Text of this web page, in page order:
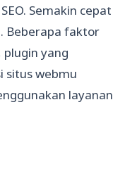
Semakin cepat
Beberapa faktor
yang
situs webmu
layanan